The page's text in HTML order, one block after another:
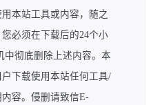
本站工具或内容，随之
必须在下载后的24个小
中彻底删除上述内容。本
下载使用本站任何工具/
容。侵删请致信E-